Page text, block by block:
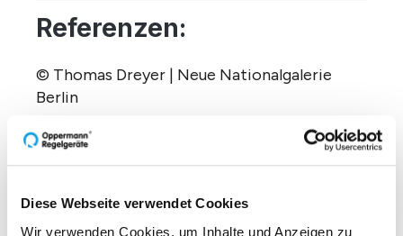
Diese Webseite verwendet Cookies
Wir verwenden Cookies, um Inhalte und Anzeigen zu
Referenzen:
© Thomas Dreyer | Neue Nationalgalerie
Berlin
© elxeneize | Humboldt Forum
© Achim Reissner | WINX Tower Frankfurt
© Aldinger + Wolf | Gerber TuebingerStr
Stuttgart